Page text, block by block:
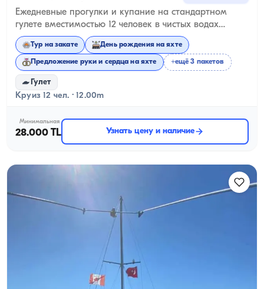
Ежедневные прогулки и купание на стандартном
гулете вместимостью 12 человек в чистых водах
Калкана
Тур на закате День рождения на яхте
Предложение руки и сердца на яхте +ещё 3 пакетов
Гулет
Круиз 12 чел. · 12.00m
Минимальная
28.000 TL Узнать цену и наличие